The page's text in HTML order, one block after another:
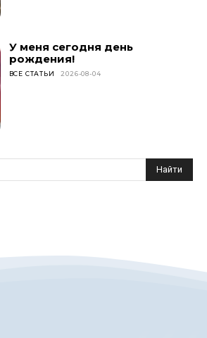
У меня сегодня день
рождения!
ВСЕ СТАТЬИ 2026-08-04
Найти